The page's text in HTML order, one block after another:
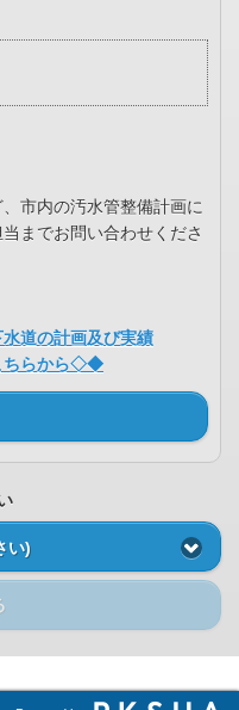
市内の汚水管整備計画に
までお問い合わせくださ
道の計画及び実績
ちらから◇◆
い)